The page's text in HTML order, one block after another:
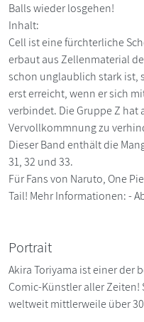
Balls wieder losgehen!
Inhalt:
Cell ist eine fürchterliche
erbaut aus Zellenmaterial
schon unglaublich stark ist,
erst erreicht, wenn er sich
verbindet. Die Gruppe Z hat
Vervollkommnung zu
Dieser Band enthält die
31, 32 und 33.
Für Fans von Naruto, One
Tail! Mehr Informationen: -
Portrait
Akira Toriyama ist einer der
Comic-Künstler aller Zeiten!
weltweit mittlerweile über